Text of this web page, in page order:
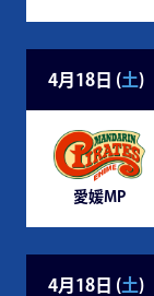
4月18日 (土)
愛媛MP
4月18日 (土)